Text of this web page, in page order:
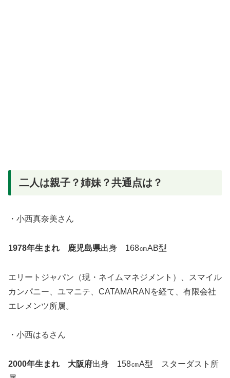
二人は親子？姉妹？共通点は？
・小西真奈美さん
1978年生まれ 鹿児島県出身 168㎝AB型
エリートジャパン（現・ネイムマネジメント）、スマイル
カンパニー、ユマニテ、CATAMARANを経て、有限会社
エレメンツ所属。
・小西はるさん
2000年生まれ 大阪府出身 158㎝A型 スターダスト所